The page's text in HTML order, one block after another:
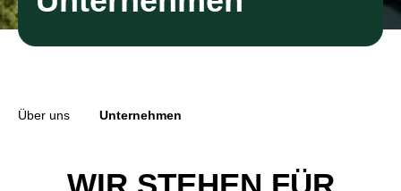
Über uns Unternehmen